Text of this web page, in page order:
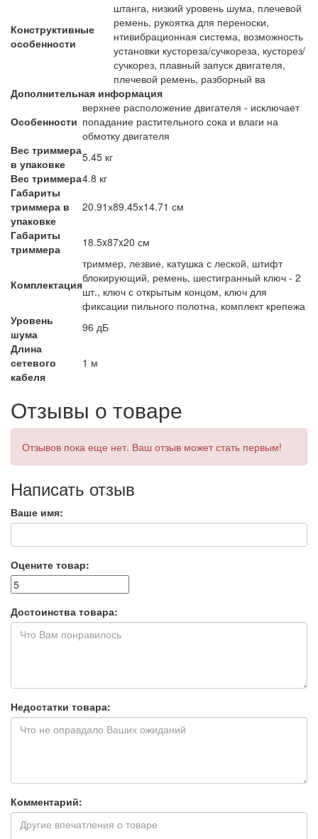
Конструктивные
особенности
штанга, низкий уровень шума, плечевой
ремень, рукоятка для переноски,
нтивибрационная система, возможность
установки кустореза/сучкореза, кусторез/
сучкорез, плавный запуск двигателя,
плечевой ремень, разборный ва
Дополнительная информация
Особенности
верхнее расположение двигателя - исключает
попадание растительного сока и влаги на
обмотку двигателя
Вес триммера
в упаковке
5.45 кг
Вес триммера4.8 кг
Габариты
триммера в
упаковке
20.91х89.45х14.71 см
Габариты
триммера
18.5x87x20 см
Комплектация
триммер, лезвие, катушка с леской, штифт
блокирующий, ремень, шестигранный ключ - 2
шт., ключ с открытым концом, ключ для
фиксации пильного полотна, комплект крепежа
Уровень
шума
96 дБ
Длина
сетевого
кабеля
1 м
Отзывы о товаре
Отзывов пока еще нет. Ваш отзыв может стать первым!
Написать отзыв
Ваше имя:
Оцените товар:
Достоинства товара:
Недостатки товара:
Комментарий: